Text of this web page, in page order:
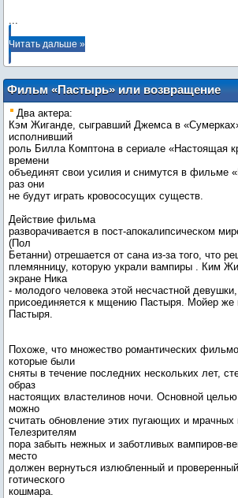
...
Читать дальше »
Фильм «Пастырь» или возвращение
кровожадных вампиров
Два актера:
Кэм Жиганде, сыгравший Джемса в
исполнивший
роль Билла Комптона в сериале «Настоящая
времени
объединят свои усилия и снимутся в фильме
раз они
не будут играть кровососущих существ.
Действие фильма
разворачивается в пост-апокалипсическом
(Пол
Бетанни) отрешается от сана из-за того, что
племянницу, которую украли вампиры . Ким
экране Ника
- молодого человека этой несчастной
присоединяется к мщению Пастыря. Мойер же
Пастыря.
Похоже, что множество романтических
которые были
сняты в течение последних нескольких лет,
образ
настоящих властелинов ночи. Основной
можно
считать обновление этих пугающих и мрачных
Телезрителям
пора забыть нежных и заботливых вампиров-
место
должен вернуться излюбленный и
готического
кошмара.